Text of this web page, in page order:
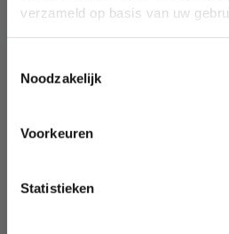
verzameld op basis van uw
Noodzakelijk
Voorkeuren
Statistieken